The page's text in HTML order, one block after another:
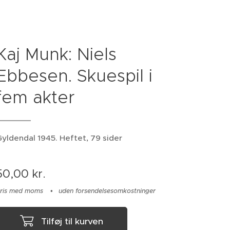
Munk: Niels
Skuespil i
akter
1945. Heftet, 79 sider
kr.
med moms uden forsendelsesomkostninger
Tilføj til kurven